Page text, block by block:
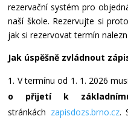
rezervační systém pro
naší škole. Rezervujte si
jak si rezervovat termín
Jak úspěšně zvládnout
V termínu od 1. 1. 2026
o přijetí
k
stránkách zapisdozs.brno.cz.